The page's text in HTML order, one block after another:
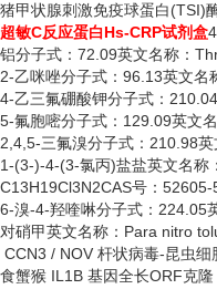
猪甲状腺刺激免疫球蛋白(TSI)
超敏C反应蛋白Hs-CRP试剂盒
铝分子式： 72.09英文名称：
2-乙咪唑分子式：96.13英文
4-乙三氟硼酸钾分子式：
5-氟胞嘧分子式：129.09英文
2,4,5-三氟溴分子式：210.98
1-(3-)-4-(3-氯丙)盐盐英文名
C13H19Cl3N2CAS号：52605-
6-溴-4-羟喹啉分子式：224.05
对硝甲英文名称： Para nitro
CCN3 / NOV 杆状病毒-昆虫
食蟹猴 IL1B 基因全长ORF克隆